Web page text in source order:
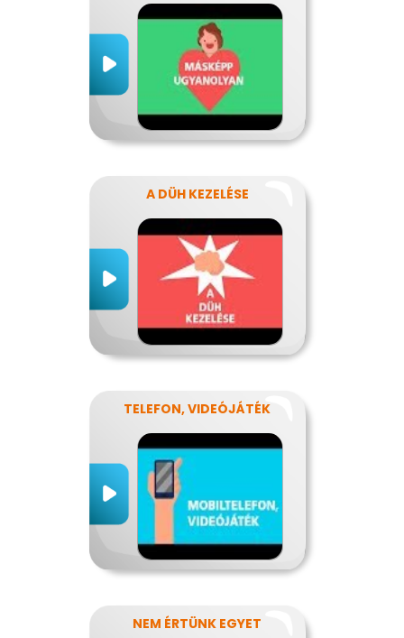
A DÜH KEZELÉSE
TELEFON, VIDEÓJÁTÉK
NEM ÉRTÜNK EGYET